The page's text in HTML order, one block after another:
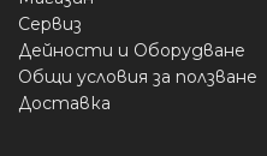
Сервиз
Дейности и Оборудване
Общи условия за ползване
Доставка